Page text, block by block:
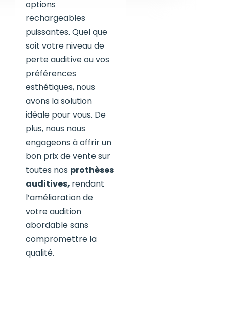
options
rechargeables
puissantes. Quel que
soit votre niveau de
perte auditive ou vos
préférences
esthétiques, nous
avons la solution
idéale pour vous. De
plus, nous nous
engageons à offrir un
bon prix de vente sur
toutes nos prothèses
auditives, rendant
l’amélioration de
votre audition
abordable sans
compromettre la
qualité.